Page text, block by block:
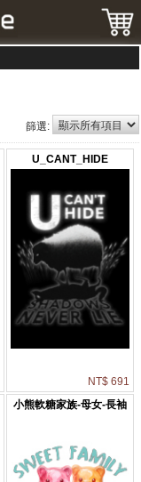
篩選:
U_CANT_HIDE
NT$ 691
小熊軟糖家族-母女-長袖